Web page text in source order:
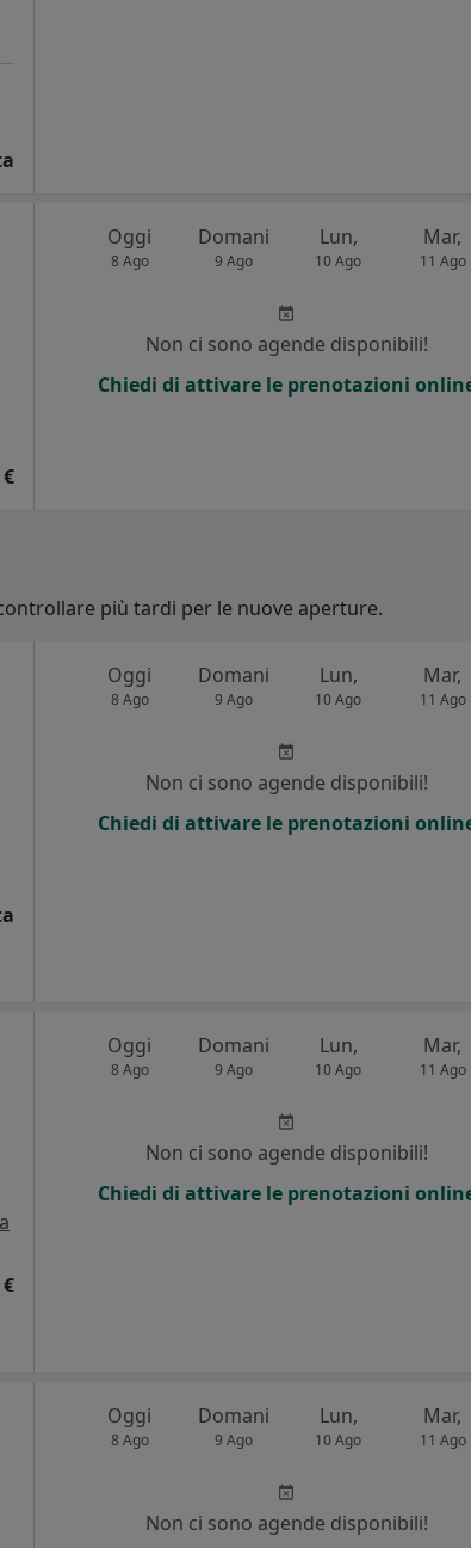
Oggi
8 Ago
Domani
9 Ago
Lun,
10 Ago
Mar,
11 Ago
Non ci sono agende disponibili!
Chiedi di attivare le prenotazioni
più tardi per le nuove aperture.
Oggi
8 Ago
Domani
9 Ago
Lun,
10 Ago
Mar,
11 Ago
Non ci sono agende disponibili!
Chiedi di attivare le prenotazioni
Oggi
8 Ago
Domani
9 Ago
Lun,
10 Ago
Mar,
11 Ago
Non ci sono agende disponibili!
Chiedi di attivare le prenotazioni
Oggi
8 Ago
Domani
9 Ago
Lun,
10 Ago
Mar,
11 Ago
Non ci sono agende disponibili!